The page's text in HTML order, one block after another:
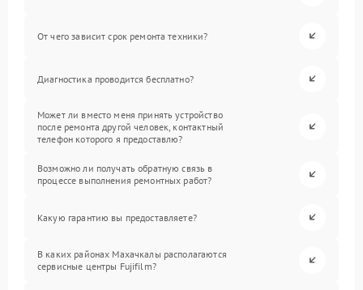
От чего зависит срок ремонта техники?
Диагностика проводится бесплатно?
Может ли вместо меня принять устройство
после ремонта другой человек, контактный
телефон которого я предоставлю?
Возможно ли получать обратную связь в
процессе выполнения ремонтных работ?
Какую гарантию вы предоставляете?
В каких районах Махачкалы располагаются
сервисные центры Fujifilm?